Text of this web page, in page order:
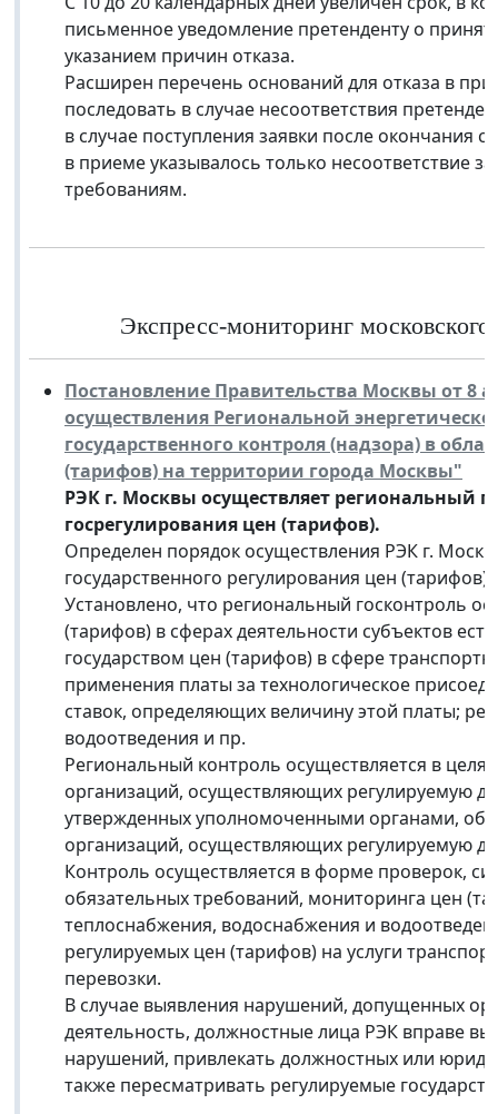
письменное уведомление претенденту о
указанием причин отказа.
Расширен перечень оснований для отказа в
последовать в случае несоответствия
в случае поступления заявки после окончания
в приеме указывалось только несоответствие
требованиям.
Экспресс-мониторинг московского
Постановление Правительства Москвы от 8
осуществления Региональной
государственного контроля (надзора) в
(тарифов) на территории города Москвы"
РЭК г. Москвы осуществляет региональный
госрегулирования цен (тарифов).
Определен порядок осуществления РЭК г.
государственного регулирования цен
Установлено, что региональный госконтроль
(тарифов) в сферах деятельности субъектов
государством цен (тарифов) в сфере
применения платы за технологическое
ставок, определяющих величину этой платы;
водоотведения и пр.
Региональный контроль осуществляется в
организаций, осуществляющих регулируемую
утвержденных уполномоченными органами,
организаций, осуществляющих регулируемую
Контроль осуществляется в форме проверок,
обязательных требований, мониторинга цен
теплоснабжения, водоснабжения и
регулируемых цен (тарифов) на услуги
перевозки.
В случае выявления нарушений, допущенных
деятельность, должностные лица РЭК вправе
нарушений, привлекать должностных или
также пересматривать регулируемые